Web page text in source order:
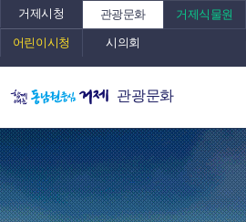
거제시청 관광문화 거제식물원
어린이시청 시의회
관광문화